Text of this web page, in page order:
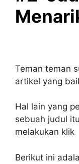
Teman teman
artikel yang
Hal lain yang
sebuah judul
melakukan klik
Berikut ini